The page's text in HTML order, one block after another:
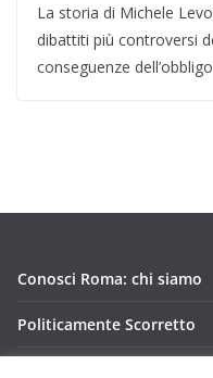
La storia di Michele
dibattiti più controversi
conseguenze dell’obbligo
Conosci Roma: chi siamo
Politicamente Scorretto